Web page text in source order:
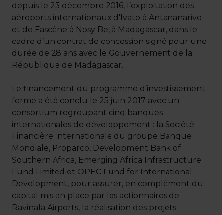
depuis le 23 décembre 2016, l’exploitation des
aéroports internationaux d'Ivato à Antananarivo
et de Fascène à Nosy Be, à Madagascar, dans le
cadre d’un contrat de concession signé pour une
durée de 28 ans avec le Gouvernement de la
République de Madagascar.
Le financement du programme d’investissement
ferme a été conclu le 25 juin 2017 avec un
consortium regroupant cinq banques
internationales de développement : la Société
Financière Internationale du groupe Banque
Mondiale, Proparco, Development Bank of
Southern Africa, Emerging Africa Infrastructure
Fund Limited et OPEC Fund for International
Development, pour assurer, en complément du
capital mis en place par les actionnaires de
Ravinala Airports, la réalisation des projets